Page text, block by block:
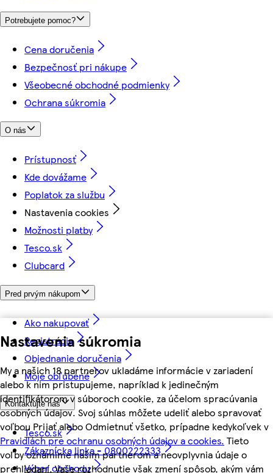
Nastavenia súkromia
My a našich 18 partnerov ukladáme informácie v zariadení
alebo k nim pristupujeme, napríklad k jedinečným
identifikátorom v súboroch cookie, za účelom spracúvania
osobných údajov. Svoj súhlas môžete udeliť alebo spravovať
voľbou Prijať alebo Odmietnuť všetko, prípadne kedykoľvek v
Pravidlách pre ochranu osobných údajov a cookies. Tieto
voľby oznámime našim partnerom a neovplyvnia údaje o
prehliadaní. Vaše rozhodnutie však zmení spôsob, akým vám
Potrebujete pomoc?
Cena doručenia
Bezpečnosť pri nákupe
Všeobecné obchodné podmienky
Ochrana súkromia
O nás
Prístupnosť
Kde dovážame
Poplatok za službu
Nastavenia cookies
Možnosti platby
Tesco.sk
Clubcard
Pred prvým nákupom
Ako nakupovať
Registrácia
Objednanie doručenia
Moje obľúbené
Kontaktujte nás
Tesco.sk
Zákaznícka linka - 0800222333
Výber obchodu